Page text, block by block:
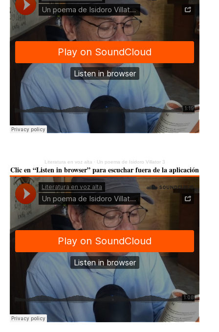
Literatura en voz alta · Un poema de Isidoro Villator 3
Clic en “Listen in browser” para escuchar fuera de la aplicación